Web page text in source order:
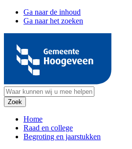
Ga naar de inhoud
Ga naar het zoeken
Home
Raad en college
Begroting en jaarstukken